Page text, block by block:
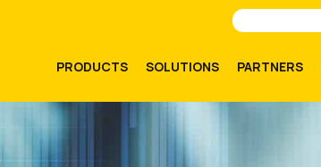
PRODUCTS SOLUTIONS PARTNERS